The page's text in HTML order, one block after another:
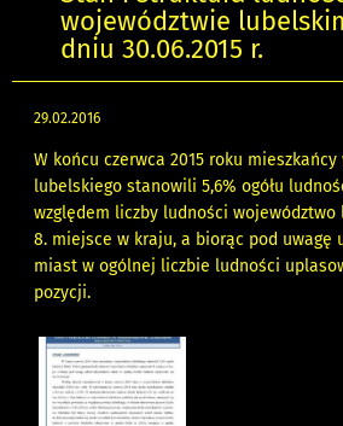
województwie
dniu 30.06.2015 r.
29.02.2016
W końcu czerwca 2015 roku
lubelskiego stanowili 5,6% ogółu
względem liczby ludności województwo
8. miejsce w kraju, a biorąc pod uwagę
miast w ogólnej liczbie ludności
pozycji.